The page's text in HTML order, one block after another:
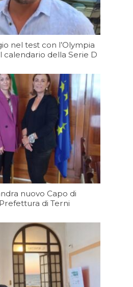
nel test con l’Olympia
calendario della Serie D
nuovo Capo di
di Terni